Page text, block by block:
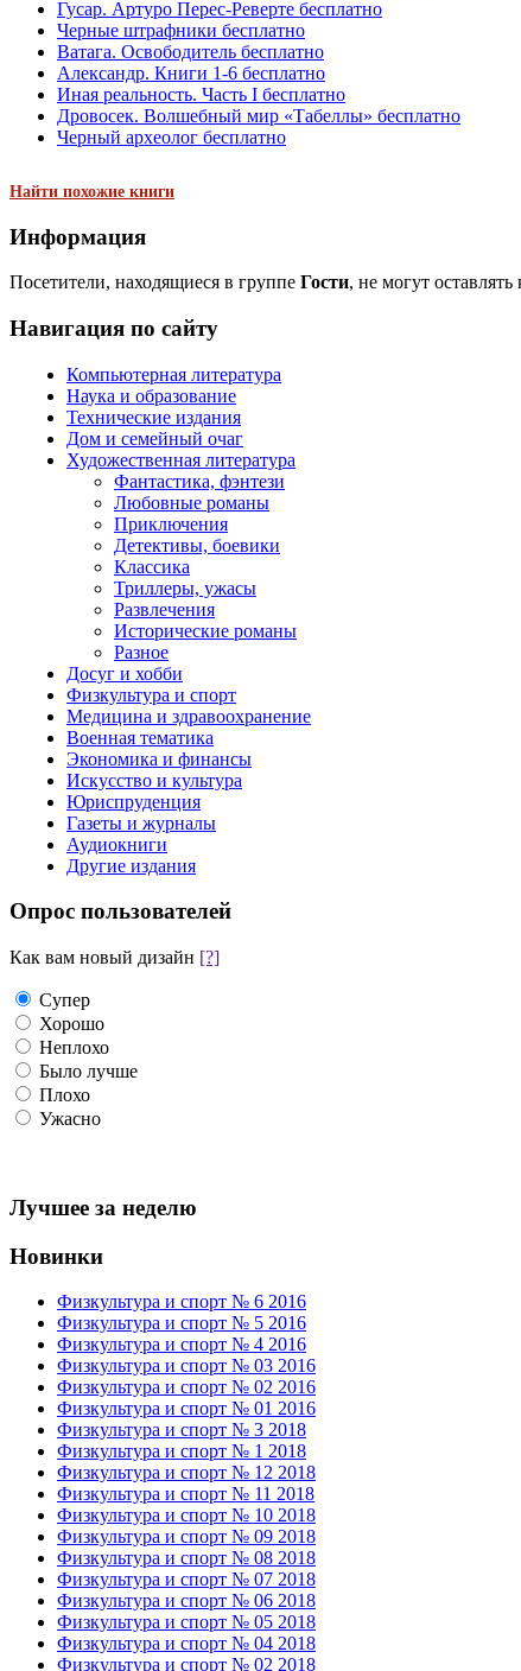
Гусар. Артуро Перес-Реверте бесплатно
Черные штрафники бесплатно
Ватага. Освободитель бесплатно
Александр. Книги 1-6 бесплатно
Иная реальность. Часть I бесплатно
Дровосек. Волшебный мир «Табеллы» бесплатно
Черный археолог бесплатно
Найти похожие книги
Информация
Посетители, находящиеся в группе Гости, не могут
Навигация по сайту
Компьютерная литература
Наука и образование
Технические издания
Дом и семейный очаг
Художественная литература
Фантастика, фэнтези
Любовные романы
Приключения
Детективы, боевики
Классика
Триллеры, ужасы
Развлечения
Исторические романы
Разное
Досуг и хобби
Физкультура и спорт
Медицина и здравоохранение
Военная тематика
Экономика и финансы
Искусство и культура
Юриспруденция
Газеты и журналы
Аудиокниги
Другие издания
Опрос пользователей
Как вам новый дизайн [?]
Супер
Хорошо
Неплохо
Было лучше
Плохо
Ужасно
Лучшее за неделю
Новинки
Физкультура и спорт № 6 2016
Физкультура и спорт № 5 2016
Физкультура и спорт № 4 2016
Физкультура и спорт № 03 2016
Физкультура и спорт № 02 2016
Физкультура и спорт № 01 2016
Физкультура и спорт № 3 2018
Физкультура и спорт № 1 2018
Физкультура и спорт № 12 2018
Физкультура и спорт № 11 2018
Физкультура и спорт № 10 2018
Физкультура и спорт № 09 2018
Физкультура и спорт № 08 2018
Физкультура и спорт № 07 2018
Физкультура и спорт № 06 2018
Физкультура и спорт № 05 2018
Физкультура и спорт № 04 2018
Физкультура и спорт № 02 2018